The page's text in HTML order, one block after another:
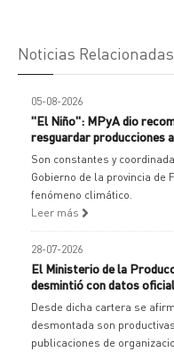
Noticias Relacionadas
05-08-2026
"El Niño": MPyA dio
resguardar producciones
Son constantes y
Gobierno de la provincia
fenómeno climático.
Leer más
28-07-2026
El Ministerio de la
desmintió con datos
Desde dicha cartera se
desmontada son
publicaciones de